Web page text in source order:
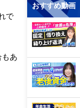
で
もあ
おすすめ動画